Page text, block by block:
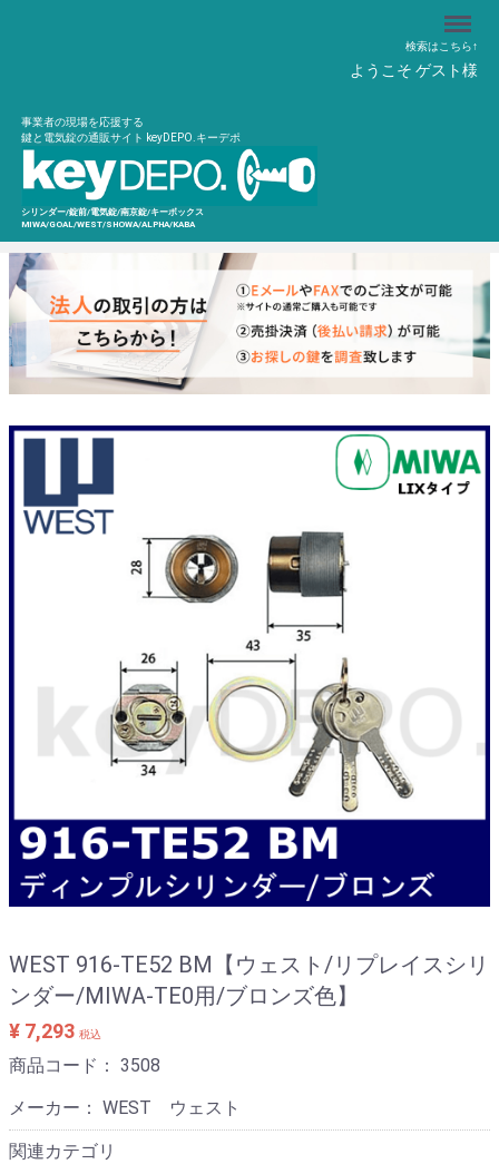
検索はこちら↑
ようこそ ゲスト様
事業者の現場を応援する
鍵と電気錠の通販サイト keyDEPO.キーデポ
シリンダー/錠前/電気錠/南京錠/キーボックス
MIWA/GOAL/WEST/SHOWA/ALPHA/KABA
Menu
WEST 916-TE52 BM【ウェスト/リプレイスシリ
ンダー/MIWA-TE0用/ブロンズ色】
¥ 7,293 税込
商品コード： 3508
メーカー： WEST ウェスト
関連カテゴリ